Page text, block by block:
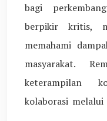
bagi
berpikir kritis,
memahami
masyarakat.
keterampilan
kolaborasi